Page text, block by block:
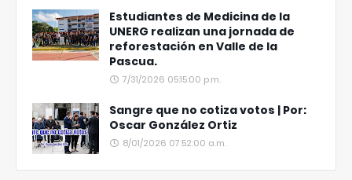
Estudiantes de Medicina de la
UNERG realizan una jornada de
reforestación en Valle de la
Pascua.
7/31/2026 05:15:00 p.m.
Sangre que no cotiza votos | Por:
Oscar González Ortiz
8/01/2026 07:52:00 a.m.